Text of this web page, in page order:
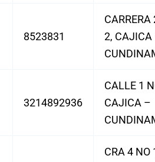
8523831
2, CAJICA
3214892936
CALLE 1
CAJICA –
CRA 4 NO